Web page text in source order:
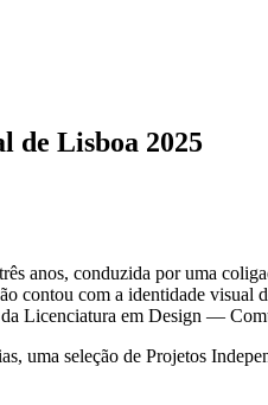
de Lisboa 2025
anos, conduzida por uma
contou com a identidade visual
Licenciatura em Design —
uma seleção de Projetos